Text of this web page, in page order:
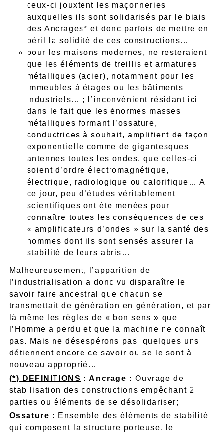
ceux-ci jouxtent les maçonneries
auxquelles ils sont solidarisés par le biais
des Ancrages* et donc parfois de mettre en
péril la solidité de ces constructions…
pour les maisons modernes, ne resteraient
que les éléments de treillis et armatures
métalliques (acier), notamment pour les
immeubles à étages ou les bâtiments
industriels… ; l’inconvénient résidant ici
dans le fait que les énormes masses
métalliques formant l’ossature,
conductrices à souhait, amplifient de façon
exponentielle comme de gigantesques
antennes toutes les ondes, que celles-ci
soient d’ordre électromagnétique,
électrique, radiologique ou calorifique… A
ce jour, peu d’études véritablement
scientifiques ont été menées pour
connaître toutes les conséquences de ces
« amplificateurs d’ondes » sur la santé des
hommes dont ils sont sensés assurer la
stabilité de leurs abris…
Malheureusement, l’apparition de
l’industrialisation a donc vu disparaître le
savoir faire ancestral que chacun se
transmettait de génération en génération, et par
là même les règles de « bon sens » que
l’Homme a perdu et que la machine ne connaît
pas. Mais ne désespérons pas, quelques uns
détiennent encore ce savoir ou se le sont à
nouveau approprié…
(*) DEFINITIONS : Ancrage :Ouvrage de
stabilisation des constructions empêchant 2
parties ou éléments de se désolidariser;
Ossature : Ensemble des éléments de stabilité
qui composent la structure porteuse, le